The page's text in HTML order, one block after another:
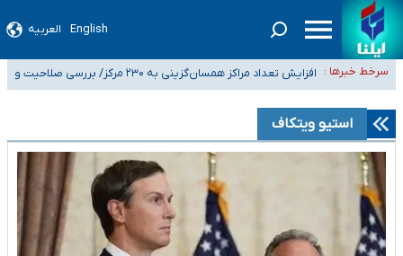
English العربیه
سرخط خبرها :
ضرورت آموزش حریم خصوصی در فضای آنلاین در مدارس/ هزینه‌های سنگین
اجتماعی انتشار تصاویر خصوصی برای قربانیان/ سوءاستفاده مجرمان از ترس
افزایش تعداد مراکز همسان‌گزینی به ۲۳۰ مرکز/ بررسی صلاحیت و
هستیم، اما هنوز پاسخ مشخصی نگرفته‌ایم
تعویق آزمون ورودی دکترای تخصصی فرماندهی صحنه عملیات و دکترای
تخصصی جغرافیای نظامی دافوس آجا
استیو ویتکاف